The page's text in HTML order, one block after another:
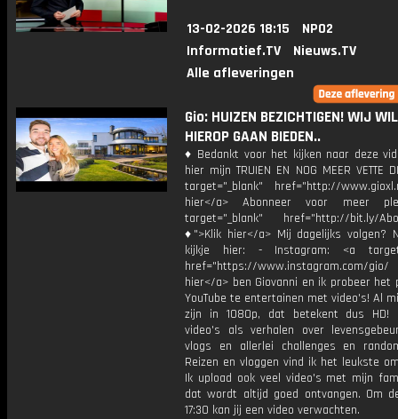
13-02-2026 18:15
NPO2
Informatief.TV
Nieuws.TV
Alle afleveringen
Gio: HUIZEN BEZICHTIGEN! WIJ
HIEROP GAAN BIEDEN..
♦ Bedankt voor het kijken naar deze
hier mijn TRUIEN EN NOG MEER VETTE
target="_blank" href="http://
hier</a> Abonneer voor meer
target="_blank" href="http://bit.ly/
♦">Klik hier</a> Mij dagelijks volgen?
kijkje hier: - Instagram: <a
href="https://www.instagram.com/
hier</a> ben Giovanni en ik probeer het
YouTube te entertainen met video's! Al
zijn in 1080p, dat betekent dus HD!
video's als verhalen over
vlogs en allerlei challenges en
Reizen en vloggen vind ik het leukste
Ik upload ook veel video's met mijn
dat wordt altijd goed ontvangen. Om
17:30 kan jij een video verwachten.